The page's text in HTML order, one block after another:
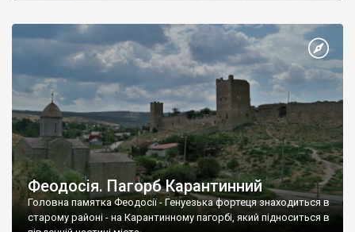
Феодосія. Пагорб Карантинний
Головна памятка Феодосії - Генуезька фортеця знаходиться в
старому районі - на Карантинному пагорбі, який підноситься в